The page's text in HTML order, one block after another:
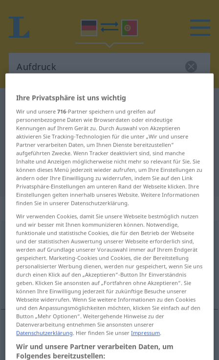
Deutsch-Portugiesisch Wörterbuch
Deutsch-Portugiesisch
Übersetzung für "Aufdruck"
"Aufdruck" Portugiesisch
Übersetzung
„Aufdruck“: Maskulinum
Aufdruckm <-(e)s;-e>
Übersicht aller Übersetzungen
(Für mehr Details die Übersetzung anklicken/antippen)
título, sobrecarga, letreiro
títulom Aufdruck
Ihre Privatsphäre ist uns wichtig
Wir und unsere716-Partner speichern und greifen auf
personenbezogene Daten wie Browserdaten oder eindeutige
Kennungen auf Ihrem Gerät zu. Durch Auswahl von Akzeptieren
aktivieren Sie Tracking-Technologien für die unter „Wir und unsere
Partner verarbeiten Daten, um Ihnen Dienste bereitzustellen“
aufgeführten Zwecke. Wenn Tracker deaktiviert sind, sind manche
Inhalte und Anzeigen möglicherweise nicht mehr so relevant für Sie. Sie
können dieses Menü jederzeit wieder aufrufen, um Ihre Einstellungen zu
ändern oder Ihre Einwilligung zu widerrufen, indem Sie auf den Link
Privatsphäre-Einstellungen am unteren Rand der Webseite klicken. Ihre
Einstellungen gelten innerhalb unseres Website. Weitere Informationen
finden Sie in unserer Datenschutzerklärung.
Wir verwenden Cookies, damit Sie unsere Webseite bestmöglich nutzen
und wir besser mit Ihnen kommunizieren können. Notwendige,
funktionale und statistische Cookies, die für den Betrieb der Webseite
und der statistischen Auswertung unserer Webseite erforderlich sind,
werden auf Grundlage unserer Vorauswahl immer auf Ihrem Endgerät
gespeichert. Marketing-Cookies und Cookies, die der Bereitstellung
personalisierter Werbung dienen, werden nur gespeichert, wenn Sie uns
durch einen Klick auf den „Akzeptieren“-Button Ihr Einverständnis
geben. Klicken Sie ansonsten auf „Fortfahren ohne Akzeptieren“. Sie
können Ihre Einwilligung jederzeit für zukünftige Besuche unserer
Webseite widerrufen. Wenn Sie weitere Informationen zu den Cookies
und den Anpassungsmöglichkeiten möchten, klicken Sie einfach auf den
Button „Mehr Optionen“. Weitergehende Hinweise zu der
Datenverarbeitung entnehmen Sie ansonsten unserer
Datenschutzerklärung. Hier finden Sie unserImpressum.
Wir und unsere Partner verarbeiten Daten, um
Folgendes bereitzustellen: